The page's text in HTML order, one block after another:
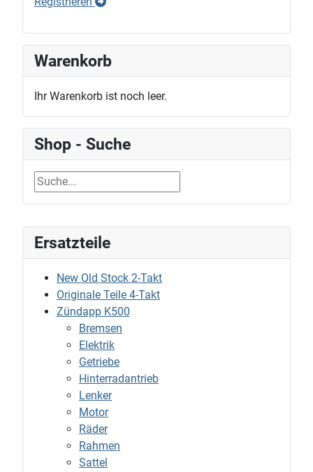
Ersatzteile
New Old Stock 2-Takt
Originale Teile 4-Takt
Zündapp K500
Bremsen
Elektrik
Getriebe
Hinterradantrieb
Lenker
Motor
Räder
Rahmen
Sattel
Warenkorb
Ihr Warenkorb ist noch leer.
Shop - Suche